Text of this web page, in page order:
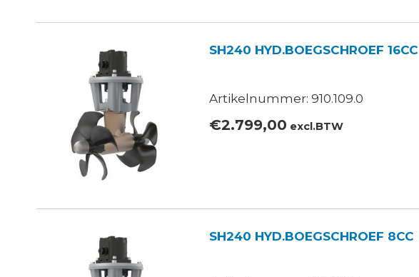
SH240 HYD.BOEGSCHROEF 16CC
Artikelnummer: 910.109.0
€2.799,00 excl.BTW
SH240 HYD.BOEGSCHROEF 8CC